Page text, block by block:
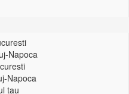
Napoca
Napoca
tau